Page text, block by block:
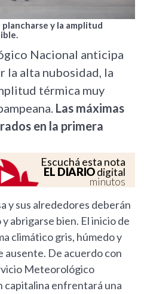
y la amplitud
Nacional anticipa
la alta nubosidad, la
térmica muy
Las máximas
en la primera
Escuchá esta nota
EL DIARIOdigital
minutos
y sus alrededores deberán
abrigarse bien. El inicio de
climático gris, húmedo y
ausente. De acuerdo con
Meteorológico
capitalina enfrentará una